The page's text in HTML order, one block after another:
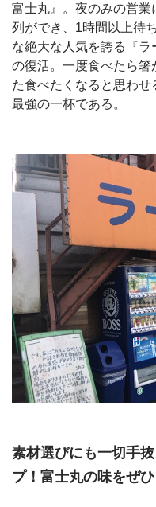
富士丸』。夜のみの営
列ができ、1時間以上待
な絶大な人気を誇る『
の復活。一度食べたら箸
た食べたくなると思わ
最強の一杯である。
素材選びにも一切手
プ！富士丸の味をぜひ